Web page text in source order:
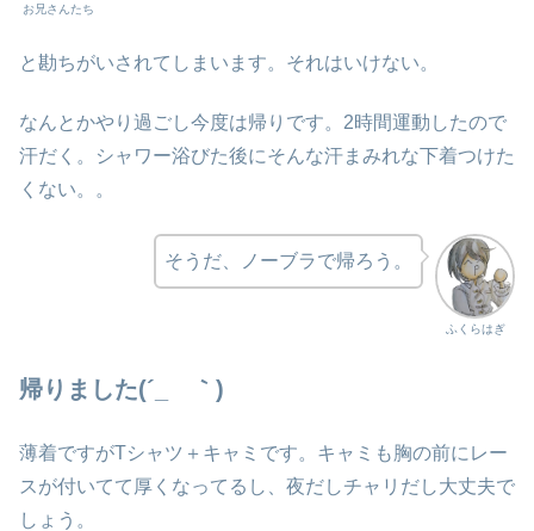
お兄さんたち
と勘ちがいされてしまいます。それはいけない。
なんとかやり過ごし今度は帰りです。2時間運動したので
汗だく。シャワー浴びた後にそんな汗まみれな下着つけた
くない。。
ふくらはぎ
そうだ、ノーブラで帰ろう。
帰りました(´_ゝ｀)
薄着ですがTシャツ＋キャミです。キャミも胸の前にレー
スが付いてて厚くなってるし、夜だしチャリだし大丈夫で
しょう。